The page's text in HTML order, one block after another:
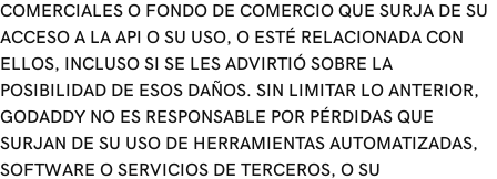
COMERCIALES O FONDO DE COMERCIO QUE SURJA DE SU
ACCESO A LA API O SU USO, O ESTÉ RELACIONADA CON
ELLOS, INCLUSO SI SE LES ADVIRTIÓ SOBRE LA
POSIBILIDAD DE ESOS DAÑOS. SIN LIMITAR LO ANTERIOR,
GODADDY NO ES RESPONSABLE POR PÉRDIDAS QUE
SURJAN DE SU USO DE HERRAMIENTAS AUTOMATIZADAS,
SOFTWARE O SERVICIOS DE TERCEROS, O SU